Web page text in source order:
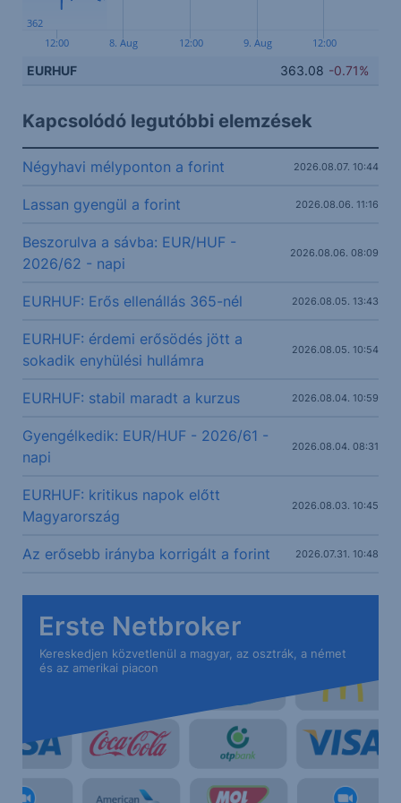
12:00 8. Aug 12:00 9. Aug 12:00
362
EURHUF 363.08 -0.71%
Kapcsolódó legutóbbi elemzések
Négyhavi mélyponton a forint 2026.08.07. 10:44
Lassan gyengül a forint 2026.08.06. 11:16
Beszorulva a sávba: EUR/HUF -
2026/62 - napi
2026.08.06. 08:09
EURHUF: Erős ellenállás 365-nél 2026.08.05. 13:43
EURHUF: érdemi erősödés jött a
sokadik enyhülési hullámra
2026.08.05. 10:54
EURHUF: stabil maradt a kurzus 2026.08.04. 10:59
Gyengélkedik: EUR/HUF - 2026/61 -
napi
2026.08.04. 08:31
EURHUF: kritikus napok előtt
Magyarország
2026.08.03. 10:45
Az erősebb irányba korrigált a forint 2026.07.31. 10:48
Erste Netbroker
Kereskedjen közvetlenül a magyar, az osztrák, a német
és az amerikai piacon